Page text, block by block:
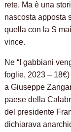
rete. Ma è una
nascosta apposta
quella con la S
vince.
Ne “I gabbiani
foglie, 2023 –
a Giuseppe
paese della
del presidente
dichiarava